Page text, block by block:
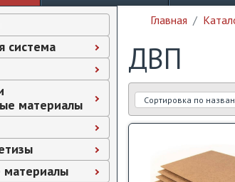
система
материалы
материалы
Главная
ДВП
Сортировка по